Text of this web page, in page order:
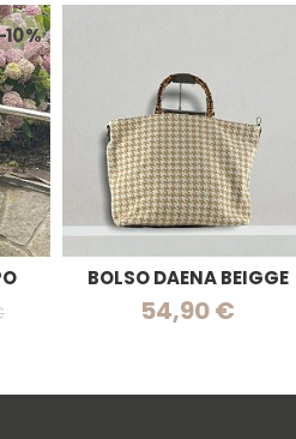
%
BOLSO DAENA BEIGGE
54,90 €